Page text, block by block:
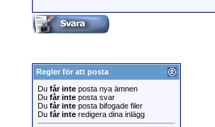
Regler för att posta
Du får inte posta nya ämnen
Du får inte posta svar
Du får inte posta bifogade filer
Du får inte redigera dina inlägg